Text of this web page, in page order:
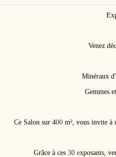
Venez
Minéraux
Gemmes
Ce Salon sur 400m², vous invite à
Grâce à ces30 exposants,